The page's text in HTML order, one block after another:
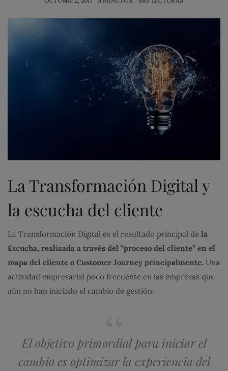
La Transformación Digital y
la escucha del cliente
La Transformación Digital es el resultado principal de la
Escucha, realizada a través del “proceso del cliente” en el
mapa del cliente o Customer Journey principalmente. Una
actividad empresarial poco frecuente en las empresas que
aún no han iniciado el cambio de gestión.
El objetivo primordial para iniciar el
cambio es optimizar la experiencia del